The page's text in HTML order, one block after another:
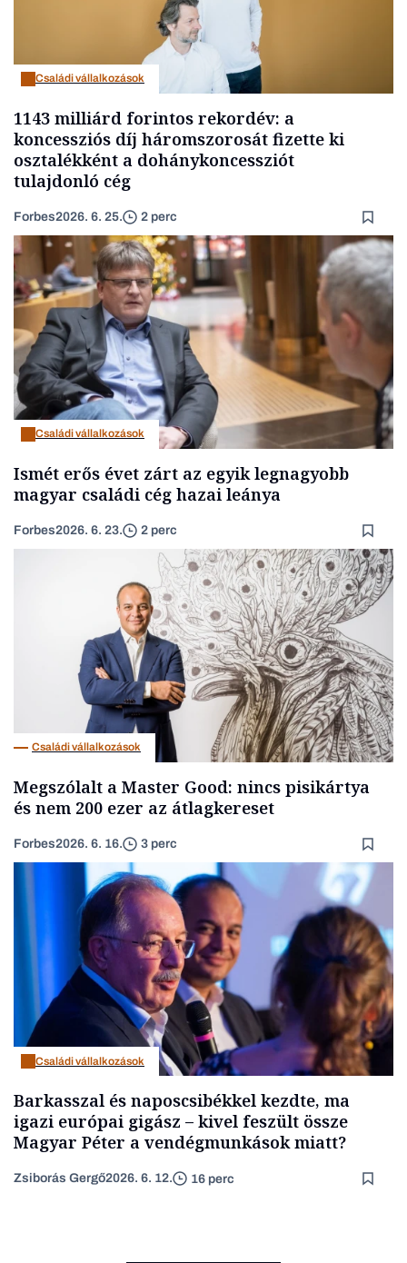
Családi vállalkozások
1143 milliárd forintos rekordév: a
koncessziós díj háromszorosát fizette ki
osztalékként a dohánykoncessziót
tulajdonló cég
Forbes2026. 6. 25. 2 perc
Családi vállalkozások
Ismét erős évet zárt az egyik legnagyobb
magyar családi cég hazai leánya
Forbes2026. 6. 23. 2 perc
Családi vállalkozások
Megszólalt a Master Good: nincs pisikártya
és nem 200 ezer az átlagkereset
Forbes2026. 6. 16. 3 perc
Családi vállalkozások
Barkasszal és naposcsibékkel kezdte, ma
igazi európai gigász – kivel feszült össze
Magyar Péter a vendégmunkások miatt?
Zsiborás Gergő2026. 6. 12. 16 perc